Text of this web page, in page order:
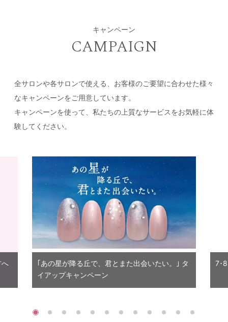
キャンペーン
CAMPAIGN
全サロンや各サロンで使える、お客様のご要望に合わせた様々
なキャンペーンをご用意しています。
キャンペーンを使って、私たちの上質なサービスをお気軽に体
験してください。
へ
｢あの星が降る丘で、君とまた出会いたい。｣ タ
イアップキャンペーン
7･